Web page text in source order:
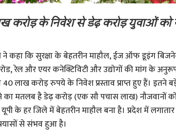
करोड़ के निवेश से डेढ़ करोड़ युवाओं को
ने कहा कि सुरक्षा के बेहतरीन माहौल, ईज ऑफ डूइंग
रोड, रेल और एयर कनेक्टिविटी और उद्योगों की मांग
40 लाख करोड़ रुपये के निवेश प्रस्ताव प्राप्त हुए हैं। इतने
का मतलब है डेढ़ करोड़ (एक सौ पचास लाख) नौजवानों को
के हर जिले में बेहतरीन माहौल बना है। प्रदेश में
से संभव हुआ है।